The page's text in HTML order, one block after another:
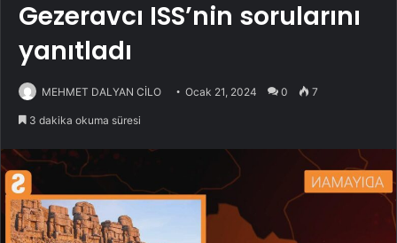
Gezeravcı ISS’nin sorularını
yanıtladı
MEHMET DALYAN CİLO Ocak 21, 2024 0 7
3 dakika okuma süresi